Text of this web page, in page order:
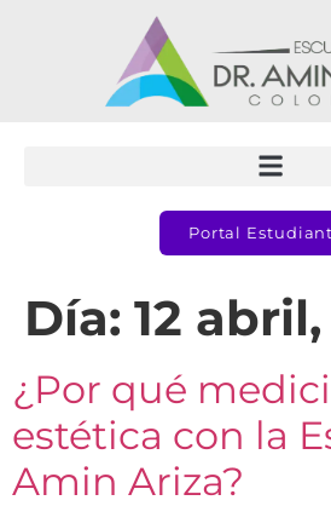
Portal
Día: 12 abril,
¿Por qué
estética con la
Amin Ariza?